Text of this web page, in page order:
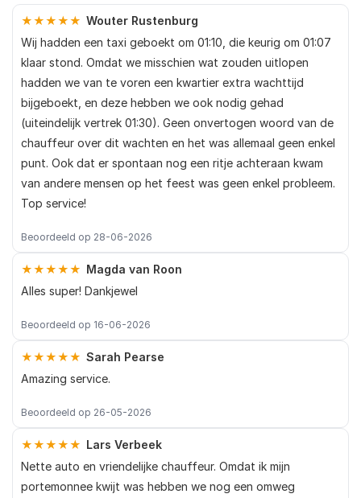
★★★★★ Wouter Rustenburg
Wij hadden een taxi geboekt om 01:10, die keurig om 01:07
klaar stond. Omdat we misschien wat zouden uitlopen
hadden we van te voren een kwartier extra wachttijd
bijgeboekt, en deze hebben we ook nodig gehad
(uiteindelijk vertrek 01:30). Geen onvertogen woord van de
chauffeur over dit wachten en het was allemaal geen enkel
punt. Ook dat er spontaan nog een ritje achteraan kwam
van andere mensen op het feest was geen enkel probleem.
Top service!
Beoordeeld op 28-06-2026
★★★★★ Magda van Roon
Alles super! Dankjewel
Beoordeeld op 16-06-2026
★★★★★ Sarah Pearse
Amazing service.
Beoordeeld op 26-05-2026
★★★★★ Lars Verbeek
Nette auto en vriendelijke chauffeur. Omdat ik mijn
portemonnee kwijt was hebben we nog een omweg